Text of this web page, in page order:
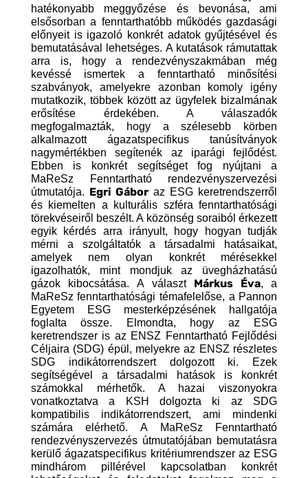
hatékonyabb meggyőzése és bevonása, ami
elsősorban a fenntarthatóbb működés gazdasági
előnyeit is igazoló konkrét adatok gyűjtésével és
bemutatásával lehetséges. A kutatások rámutattak
arra is, hogy a rendezvényszakmában még
kevéssé ismertek a fenntartható minősítési
szabványok, amelyekre azonban komoly igény
mutatkozik, többek között az ügyfelek bizalmának
erősítése érdekében. A válaszadók
megfogalmazták, hogy a szélesebb körben
alkalmazott ágazatspecifikus tanúsítványok
nagymértékben segítenék az iparági fejlődést.
Ebben is konkrét segítséget fog nyújtani a
MaReSz Fenntartható rendezvényszervezési
útmutatója. Egri Gáboraz ESG keretrendszerről
és kiemelten a kulturális szféra fenntarthatósági
törekvéseiről beszélt. A közönség soraiból érkezett
egyik kérdés arra irányult, hogy hogyan tudják
mérni a szolgáltatók a társadalmi hatásaikat,
amelyek nem olyan konkrét mérésekkel
igazolhatók, mint mondjuk az üvegházhatású
gázok kibocsátása. A választ Márkus Éva, a
MaReSz fenntarthatósági témafelelőse, a Pannon
Egyetem ESG mesterképzésének hallgatója
foglalta össze. Elmondta, hogy az ESG
keretrendszer is az ENSZ Fenntartható Fejlődési
Céljaira (SDG) épül, melyekre az ENSZ részletes
SDG indikátorrendszert dolgozott ki. Ezek
segítségével a társadalmi hatások is konkrét
számokkal mérhetők. A hazai viszonyokra
vonatkoztatva a KSH dolgozta ki az SDG
kompatibilis indikátorrendszert, ami mindenki
számára elérhető. A MaReSz Fenntartható
rendezvényszervezés útmutatójában bemutatásra
kerülő ágazatspecifikus kritériumrendszer az ESG
mindhárom pillérével kapcsolatban konkrét